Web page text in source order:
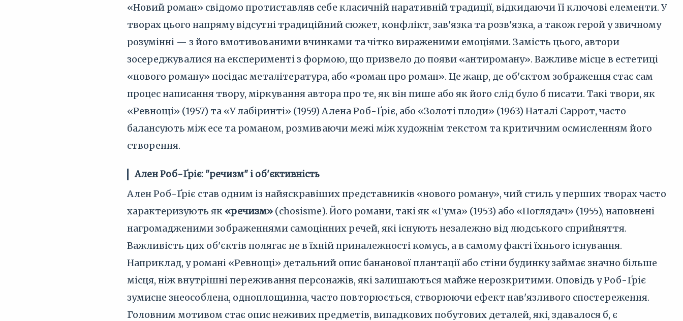
«Новий роман» свідомо протиставляв себе класичній наративній традиції, відкидаючи її ключові елементи. У
творах цього напряму відсутні традиційний сюжет, конфлікт, зав'язка та розв'язка, а також герой у звичному
розумінні — з його вмотивованими вчинками та чітко вираженими емоціями. Замість цього, автори
зосереджувалися на експерименті з формою, що призвело до появи «антироману». Важливе місце в естетиці
«нового роману» посідає металітература, або «роман про роман». Це жанр, де об'єктом зображення стає сам
процес написання твору, міркування автора про те, як він пише або як його слід було б писати. Такі твори, як
«Ревнощі» (1957) та «У лабіринті» (1959) Алена Роб-Ґріє, або «Золоті плоди» (1963) Наталі Саррот, часто
балансують між есе та романом, розмиваючи межі між художнім текстом та критичним осмисленням його
створення.
Ален Роб-Ґріє: "речизм" і об'єктивність
Ален Роб-Ґріє став одним із найяскравіших представників «нового роману», чий стиль у перших творах часто
характеризують як «речизм» (chosisme). Його романи, такі як «Гума» (1953) або «Поглядач» (1955), наповнені
нагромадженими зображеннями самоцінних речей, які існують незалежно від людського сприйняття.
Важливість цих об'єктів полягає не в їхній приналежності комусь, а в самому факті їхнього існування.
Наприклад, у романі «Ревнощі» детальний опис бананової плантації або стіни будинку займає значно більше
місця, ніж внутрішні переживання персонажів, які залишаються майже нерозкритими. Оповідь у Роб-Ґріє
зумисне знеособлена, одноплощинна, часто повторюється, створюючи ефект нав'язливого спостереження.
Головним мотивом стає опис неживих предметів, випадкових побутових деталей, які, здавалося б, є